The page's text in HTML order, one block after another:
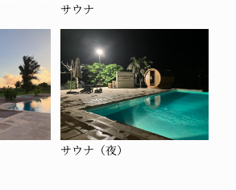
サウナ
サウナ（夜）